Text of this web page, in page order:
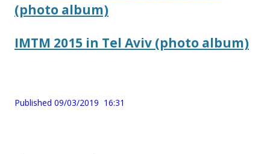
(photo album)
IMTM 2015 in Tel Aviv (photo album)
Published 09/03/2019 16:31